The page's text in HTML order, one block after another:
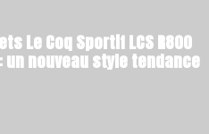
Le Coq Sportif LCS R800
un nouveau style tendance